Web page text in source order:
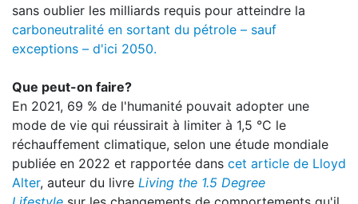
sans oublier les milliards requis pour atteindre la
carboneutralité en sortant du pétrole – sauf
exceptions – d'ici 2050.
Que peut-on faire?
En 2021, 69 % de l'humanité pouvait adopter une
mode de vie qui réussirait à limiter à 1,5 °C le
réchauffement climatique, selon une étude mondiale
publiée en 2022 et rapportée dans cet article de Lloyd
Alter, auteur du livre Living the 1.5 Degree